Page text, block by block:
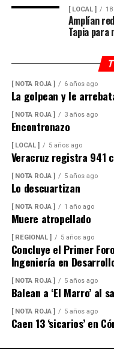
[ LOCAL ]
Amplían
Tapia
[ NOTA ROJA ] 6 años ago
La golpean y le
[ NOTA ROJA ] 3 años ago
Encontronazo
[ LOCAL ] 5 años ago
Veracruz registra 941
[ NOTA ROJA ] 5 años ago
Lo descuartizan
[ NOTA ROJA ] 1 año ago
Muere atropellado
[ REGIONAL ] 5 años ago
Concluye el Primer
Ingeniería en
[ NOTA ROJA ] 5 años ago
Balean a ‘El Marro’ al
[ NOTA ROJA ] 5 años ago
Caen 13 ‘sicarios’ en